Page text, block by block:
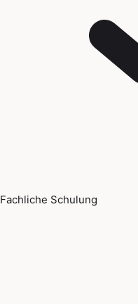
Fachliche Schulung